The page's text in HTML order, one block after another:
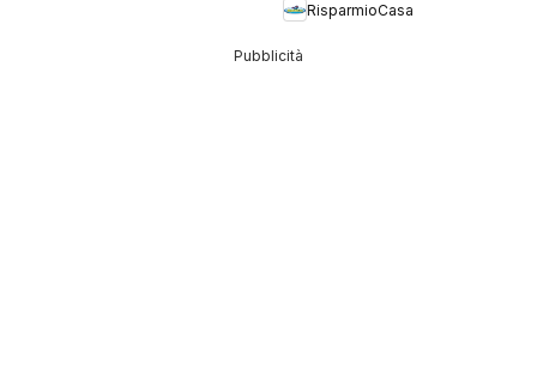
RisparmioCasa
Pubblicità